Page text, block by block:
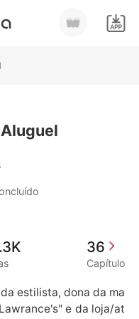
36
Capítulo
estilista, dona da ma
e da loja/at